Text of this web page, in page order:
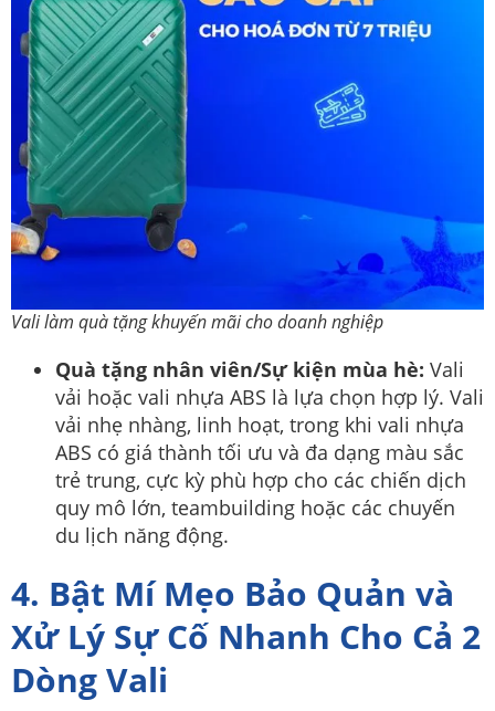
Vali làm quà tặng khuyến mãi cho doanh nghiệp
Quà tặng nhân viên/Sự kiện mùa hè: Vali
vải hoặc vali nhựa ABS là lựa chọn hợp lý. Vali
vải nhẹ nhàng, linh hoạt, trong khi vali nhựa
ABS có giá thành tối ưu và đa dạng màu sắc
trẻ trung, cực kỳ phù hợp cho các chiến dịch
quy mô lớn, teambuilding hoặc các chuyến
du lịch năng động.
4. Bật Mí Mẹo Bảo Quản và
Xử Lý Sự Cố Nhanh Cho Cả 2
Dòng Vali